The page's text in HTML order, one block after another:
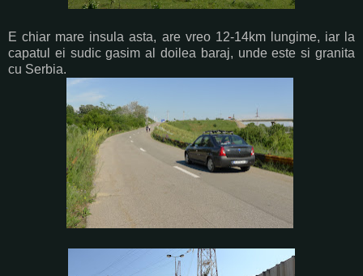
E chiar mare insula asta, are vreo 12-14km lungime, iar la
capatul ei sudic gasim al doilea baraj, unde este si granita
cu Serbia.